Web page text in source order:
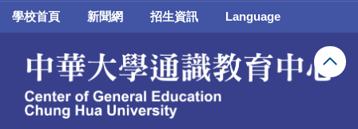
跳
學校首頁 新聞網 招生資訊 Language